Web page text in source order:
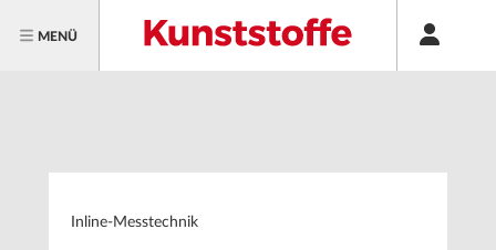
MENÜ
Inline-Messtechnik